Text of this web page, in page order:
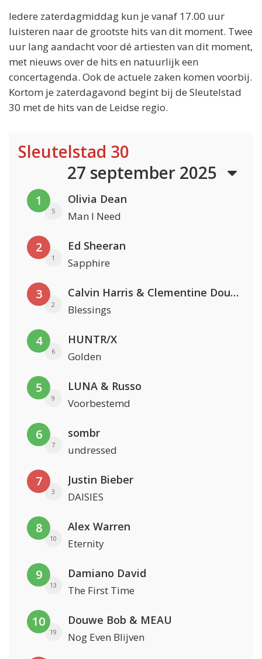
Iedere zaterdagmiddag kun je vanaf 17.00 uur
luisteren naar de grootste hits van dit moment. Twee
uur lang aandacht voor dé artiesten van dit moment,
met nieuws over de hits en natuurlijk een
concertagenda. Ook de actuele zaken komen voorbij.
Kortom je zaterdagavond begint bij de Sleutelstad
30 met de hits van de Leidse regio.
Sleutelstad 30
27 september 2025
1
5
Olivia Dean
Man I Need
2
1
Ed Sheeran
Sapphire
3
2
Calvin Harris & Clementine Douglas
Blessings
4
6
HUNTR/X
Golden
5
9
LUNA & Russo
Voorbestemd
6
7
sombr
undressed
7
3
Justin Bieber
DAISIES
8
10
Alex Warren
Eternity
9
13
Damiano David
The First Time
10
19
Douwe Bob & MEAU
Nog Even Blijven